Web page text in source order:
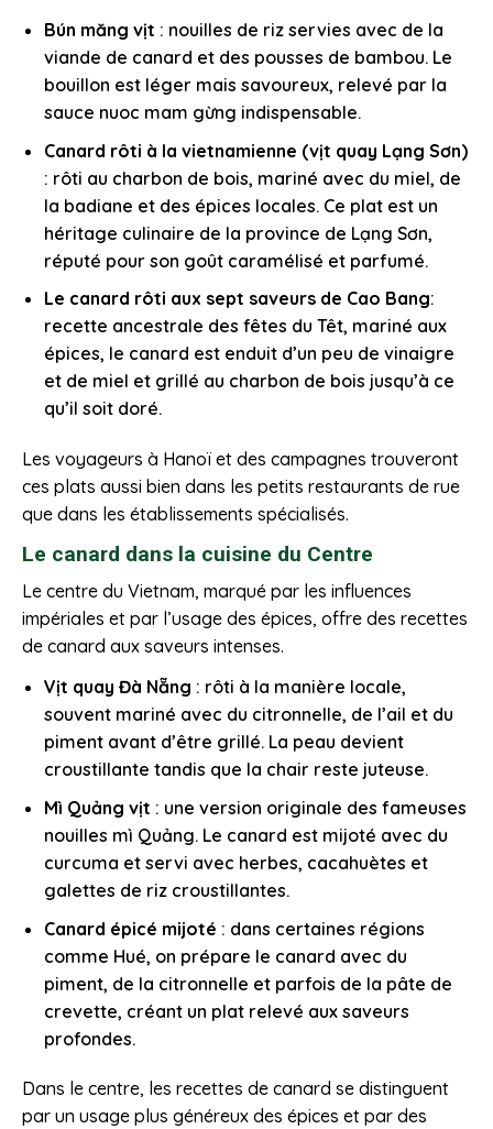
Bún măng vịt : nouilles de riz servies avec de la
viande de canard et des pousses de bambou. Le
bouillon est léger mais savoureux, relevé par la
sauce nuoc mam gừng indispensable.
Canard rôti à la vietnamienne (vịt quay Lạng Sơn)
: rôti au charbon de bois, mariné avec du miel, de
la badiane et des épices locales. Ce plat est un
héritage culinaire de la province de Lạng Sơn,
réputé pour son goût caramélisé et parfumé.
Le canard rôti aux sept saveurs de Cao Bang:
recette ancestrale des fêtes du Têt, mariné aux
épices, le canard est enduit d’un peu de vinaigre
et de miel et grillé au charbon de bois jusqu’à ce
qu’il soit doré.
Les voyageurs à Hanoï et des campagnes trouveront
ces plats aussi bien dans les petits restaurants de rue
que dans les établissements spécialisés.
Le canard dans la cuisine du Centre
Le centre du Vietnam, marqué par les influences
impériales et par l’usage des épices, offre des recettes
de canard aux saveurs intenses.
Vịt quay Đà Nẵng : rôti à la manière locale,
souvent mariné avec du citronnelle, de l’ail et du
piment avant d’être grillé. La peau devient
croustillante tandis que la chair reste juteuse.
Mì Quảng vịt : une version originale des fameuses
nouilles mì Quảng. Le canard est mijoté avec du
curcuma et servi avec herbes, cacahuètes et
galettes de riz croustillantes.
Canard épicé mijoté : dans certaines régions
comme Hué, on prépare le canard avec du
piment, de la citronnelle et parfois de la pâte de
crevette, créant un plat relevé aux saveurs
profondes.
Dans le centre, les recettes de canard se distinguent
par un usage plus généreux des épices et par des